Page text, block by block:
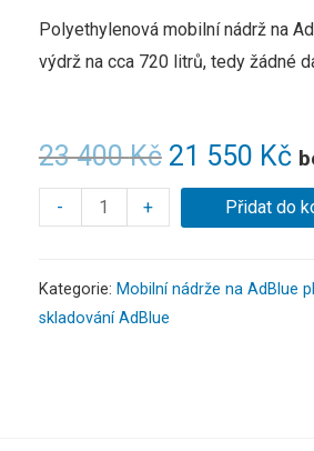
23 400Kč 21 550 Kč
Polyethylenová mobilní nádrž na
výdrž na cca 720 litrů, tedy žádné
- + Přidat do
Kategorie: Mobilní nádrže na AdBlue
skladování AdBlue